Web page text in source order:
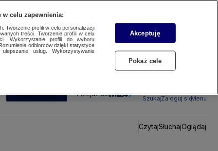
SUBSKRYBUJ Przejdź do
SzukajZaloguj sięMenu
CzytajSłuchajOglądaj
w celu zapewnienia:
Tworzenie profili w celu personalizacji
treści. Tworzenie profili w celu
Wykorzystanie profili do wyboru
odbiorców dzięki statystyce
usług. Wykorzystywanie
Akceptuję
Pokaż cele